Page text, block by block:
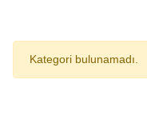
Kategori bulunamadı.